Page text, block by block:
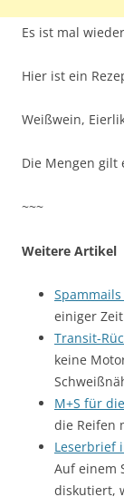
Es ist mal
Hier ist ein
Weißwein,
Die Mengen gilt
~~~
Weitere Artikel
einiger
Transit-
keine
M+S für
die Reifen
Leserbrief
Auf einem
diskutiert,